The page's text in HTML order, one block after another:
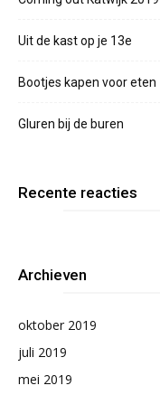
Uit de kast op je 13e
Bootjes kapen voor eten
Gluren bij de buren
Recente reacties
Archieven
oktober 2019
juli 2019
mei 2019